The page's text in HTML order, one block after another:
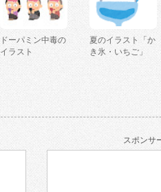
ドーパミン中毒の
イラスト
夏のイラスト「か
き氷・いちご」
スポンサ